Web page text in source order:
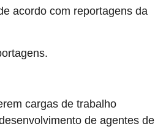
acordo com reportagens da
cargas de trabalho
de agentes de